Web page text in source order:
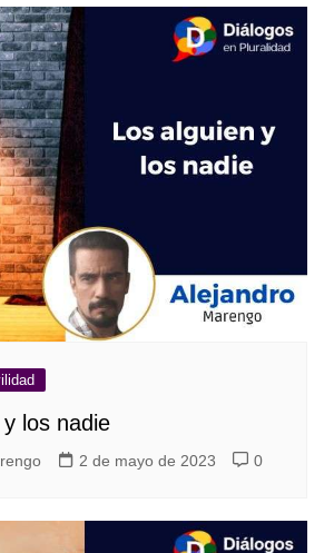
los nadie
2 de mayo de 2023 0